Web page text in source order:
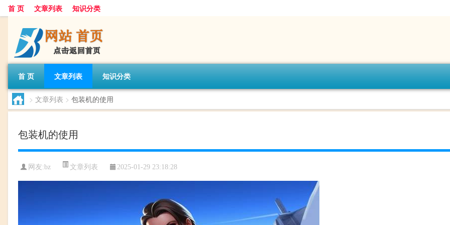
首 页 文章列表 知识分类
首 页 文章列表 知识分类
> 文章列表 > 包装机的使用
包装机的使用
网友:bz 文章列表 2025-01-29 23:18:28